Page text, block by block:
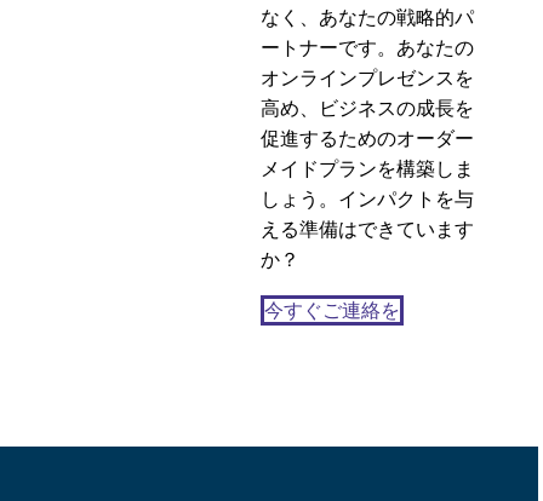
カードソートの種類
3
ユーザビリティテスト
用スクリーナーの作成
3
ヒューリスティック評
2
なく、あなたの戦略的パ
ートナーです。あなたの
オンラインプレゼンスを
高め、ビジネスの成長を
促進するためのオーダー
メイドプランを構築しま
しょう。インパクトを与
える準備はできています
か？
今すぐご連絡を